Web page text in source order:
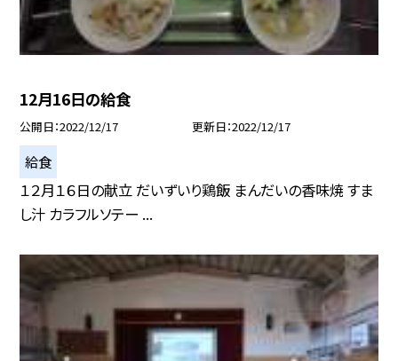
12月16日の給食
公開日 2022/12/17 更新日 2022/12/17
給食
１２月１６日の献立 だいずいり鶏飯 まんだいの香味焼 すま
し汁 カラフルソテー ...